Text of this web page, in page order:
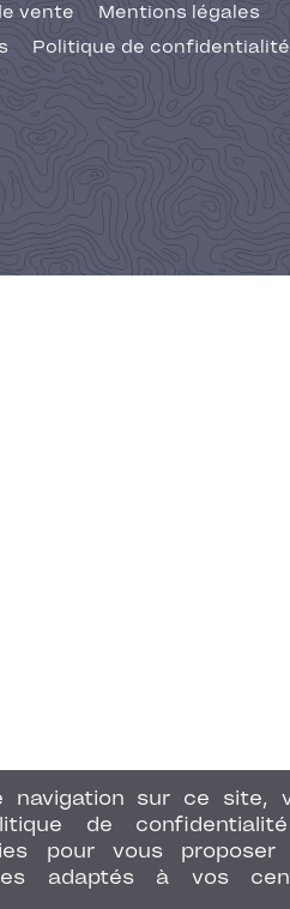
navigation sur ce site,
de
pour vous proposer
adaptés à vos
vente
Mentions légales
Politique de confidentialité